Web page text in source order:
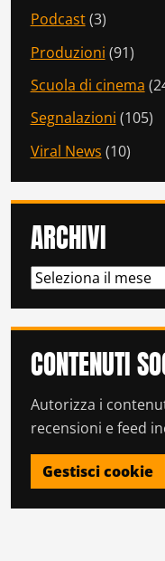
Podcast(3)
Produzioni (91)
Scuola di cinema
Segnalazioni (105)
Viral News (10)
ARCHIVI
ARCHIVI
CONTENUTI
Autorizza i
recensioni e feed
Gestisci cookie